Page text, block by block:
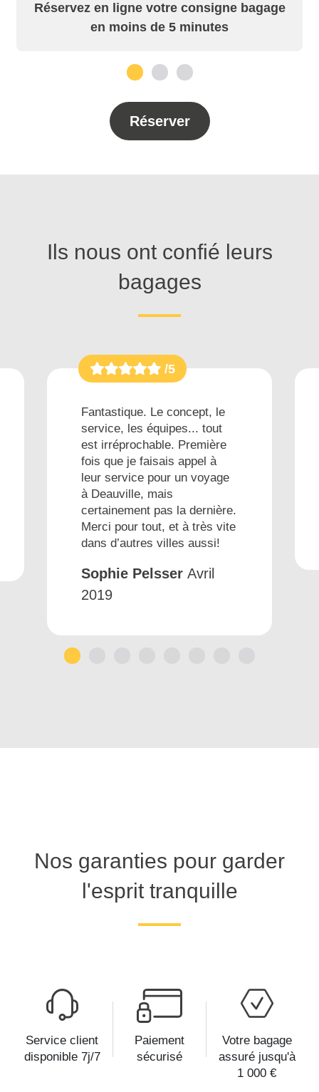
Réservez en ligne votre consigne bagage
en moins de 5 minutes
Réserver
Ils nous ont confié leurs
bagages
/5
Fantastique. Le concept, le
service, les équipes... tout
est irréprochable. Première
fois que je faisais appel à
leur service pour un voyage
à Deauville, mais
certainement pas la dernière.
Merci pour tout, et à très vite
dans d’autres villes aussi!
Sophie Pelsser Avril
2019
Nos garanties pour garder
l'esprit tranquille
Service client
disponible 7j/7
Paiement
sécurisé
Votre bagage
assuré jusqu'à
1 000 €